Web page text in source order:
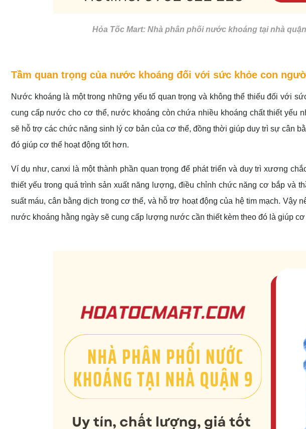
Hỏa Tốc Mart: Nhà phân phối nước khoáng tại nhà
Tầm quan trọng của nước khoáng đối với sức khỏe con
Nước khoáng là một trong những yếu tố quan trọng và không thể thiếu đối với
cung cấp nước cho cơ thể, nước khoáng còn chứa nhiều khoáng chất thiết yếu
sẽ hỗ trợ các chức năng sinh lý cơ bản của cơ thể, đồng thời giúp duy trì sự cân
đó giúp cơ thể hoạt động tốt hơn.
Ví dụ như, canxi là một thành phần quan trọng để phát triển và duy trì xương
thiết yếu trong quá trình sản xuất năng lượng, điều chỉnh chức năng cơ bắp và
suất máu, cân bằng dịch trong cơ thể, và hỗ trợ hoạt động của hệ tim mạch. Vậy
nước khoáng hằng ngày sẽ cung cấp lượng nước cần thiết kèm theo đó là giúp